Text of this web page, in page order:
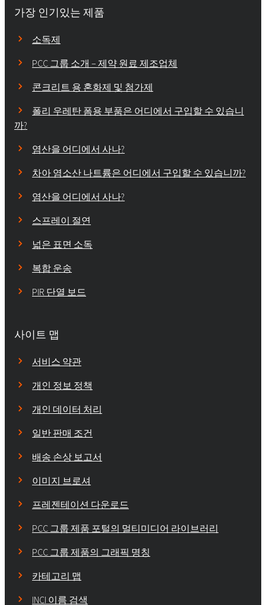
가장 인기있는 제품
소독제
PCC 그룹 소개 – 제약 원료 제조업체
콘크리트 용 혼화제 및 첨가제
폴리 우레탄 폼용 부품은 어디에서 구입할 수 있습니
까?
염산을 어디에서 사나?
차아 염소산 나트륨은 어디에서 구입할 수 있습니까?
염산을 어디에서 사나?
스프레이 절연
넓은 표면 소독
복합 운송
PIR 단열 보드
사이트 맵
서비스 약관
개인 정보 정책
개인 데이터 처리
일반 판매 조건
배송 손상 보고서
이미지 브로셔
프레젠테이션 다운로드
PCC 그룹 제품 포털의 멀티미디어 라이브러리
PCC 그룹 제품의 그래픽 명칭
카테고리 맵
INCI 이름 검색